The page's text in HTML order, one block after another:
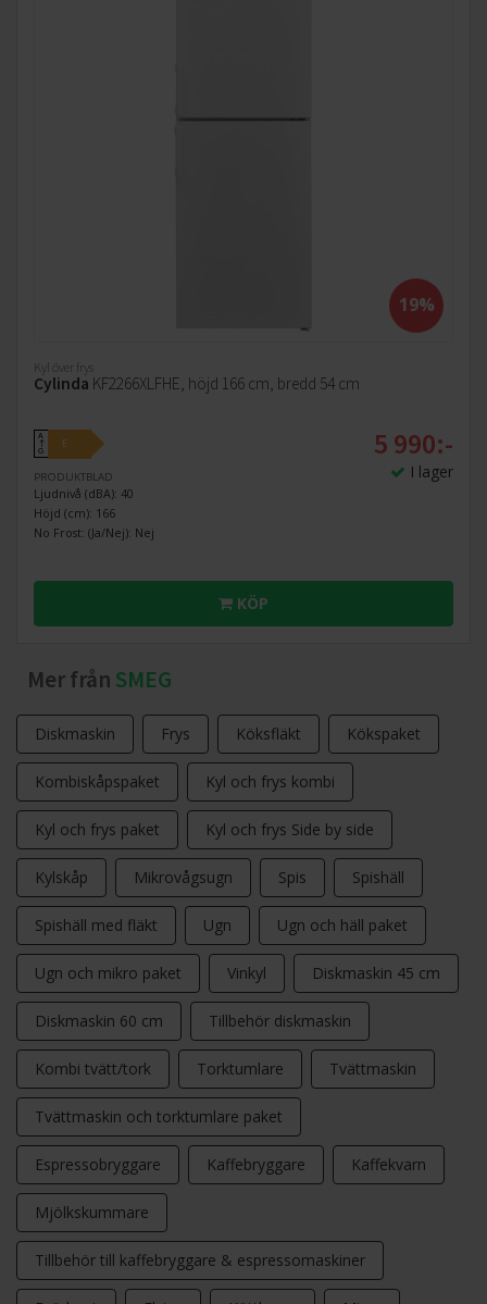
19%
Kyl över frys
Cylinda KF2266XLFHE, höjd 166 cm, bredd 54 cm
A
↑
G
E
PRODUKTBLAD
Ljudnivå (dBA): 40
Höjd (cm): 166
No Frost: (Ja/Nej): Nej
5 990:-
I lager
KÖP
Mer från SMEG
Diskmaskin Frys Köksfläkt Kökspaket
Kombiskåpspaket Kyl och frys kombi
Kyl och frys paket Kyl och frys Side by side
Kylskåp Mikrovågsugn Spis Spishäll
Spishäll med fläkt Ugn Ugn och häll paket
Ugn och mikro paket Vinkyl Diskmaskin 45 cm
Diskmaskin 60 cm Tillbehör diskmaskin
Kombi tvätt/tork Torktumlare Tvättmaskin
Tvättmaskin och torktumlare paket
Espressobryggare Kaffebryggare Kaffekvarn
Mjölkskummare
Tillbehör till kaffebryggare & espressomaskiner